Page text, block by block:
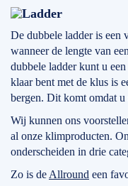
De dubbele ladder is een
wanneer de lengte van
dubbele ladder kunt u
klaar bent met de klus is
bergen. Dit komt omdat
Wij kunnen ons
al onze klimproducten.
onderscheiden in drie
Zo is de Allround een